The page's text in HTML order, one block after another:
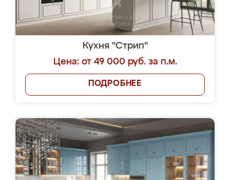
Кухня "Стрип"
Цена: от 49 000 руб. за п.м.
ПОДРОБНЕЕ